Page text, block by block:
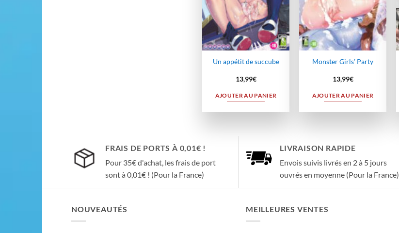
Un appétit de succube
13,99€
AJOUTER AU PANIER
Monster Girls’ Party
13,99€
AJOUTER AU PANIER
FRAIS DE PORTS À 0,01€ !
Pour 35€ d'achat, les frais de port
sont à 0,01€ ! (Pour la France)
LIVRAISON RAPIDE
Envois suivis livrés en 2 à 5 jours
ouvrés en moyenne (Pour la France)
NOUVEAUTÉS MEILLEURES VENTES